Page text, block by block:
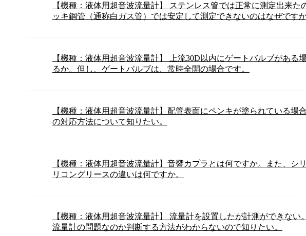
【機種：液体用超音波流量計】 ステンレス管では正常に測定出来た
ッキ鋼管（通称白ガス管）では安定して測定できないのはなぜですか
【機種：液体用超音波流量計】 上流30D以内にゲートバルブがある
るか。但し、ゲートバルブは、常時全開の場合です。
【機種：液体用超音波流量計】配管表面にペンキが塗られている場
の対応方法について知りたい。
【機種：液体用超音波流量計】音響カプラとは何ですか。また、シ
リコングリースの違いは何ですか。
【機種：液体用超音波流量計】 流量計を設置したが計測ができない
流量計の問題なのか判断する方法がわからないので知りたい。